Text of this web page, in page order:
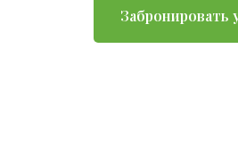
Забронировать